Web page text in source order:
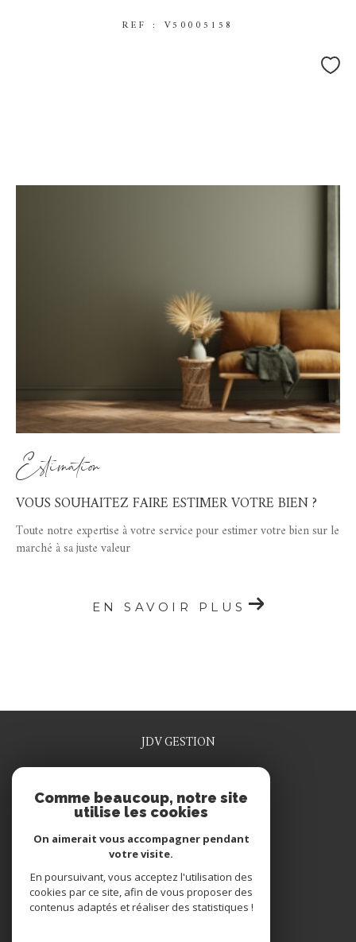
REF : V50005158
Estimation
VOUS SOUHAITEZ FAIRE ESTIMER VOTRE BIEN ?
Toute notre expertise à votre service pour estimer votre bien sur le
marché à sa juste valeur
EN SAVOIR PLUS
JDV GESTION
jdv.gestion@wanadoo.fr
1 rue rené grosdidier
NOUS SUIVRE SUR
Comme beaucoup, notre site
utilise les cookies
On aimerait vous accompagner pendant
votre visite.
En poursuivant, vous acceptez l'utilisation des
cookies par ce site, afin de vous proposer des
contenus adaptés et réaliser des statistiques !